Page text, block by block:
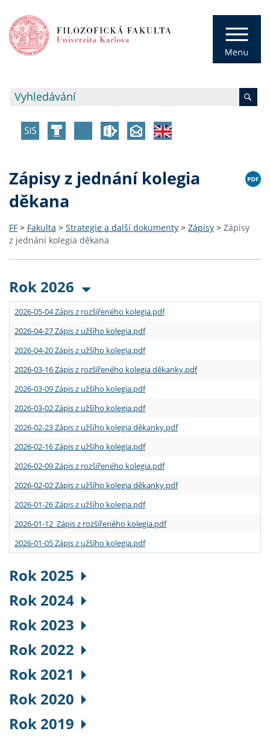
Zápisy z jednání kolegia
děkana
FF > Fakulta > Strategie a další dokumenty > Zápisy > Zápisy
z jednání kolegia děkana
Rok 2026
2026-05-04 Zápis z rozšířeného kolegia.pdf
2026-04-27 Zápis z užšího kolegia.pdf
2026-04-20 Zápis z užšího kolegia.pdf
2026-03-16 Zápis z rozšířeného kolegia děkanky.pdf
2026-03-09 Zápis z užšího kolegia.pdf
2026-03-02 Zápis z užšího kolegia.pdf
2026-02-23 Zápis z užšího kolegia děkanky.pdf
2026-02-16 Zápis z užšího kolegia.pdf
2026-02-09 Zápis z rozšířeného kolegia.pdf
2026-02-02 Zápis z užšího kolegia děkanky.pdf
2026-01-26 Zápis z užšího kolegia.pdf
2026-01-12 Zápis z rozšířeného kolegia.pdf
2026-01-05 Zápis z užšího kolegia.pdf
Rok 2025
Rok 2024
Rok 2023
Rok 2022
Rok 2021
Rok 2020
Rok 2019